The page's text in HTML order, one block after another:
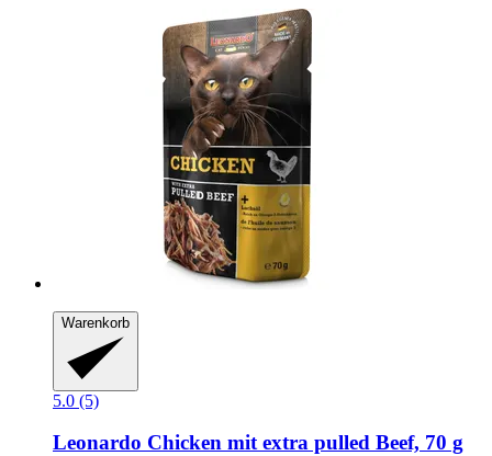
Warenkorb
5.0 (5)
Leonardo Chicken mit extra pulled Beef, 70 g